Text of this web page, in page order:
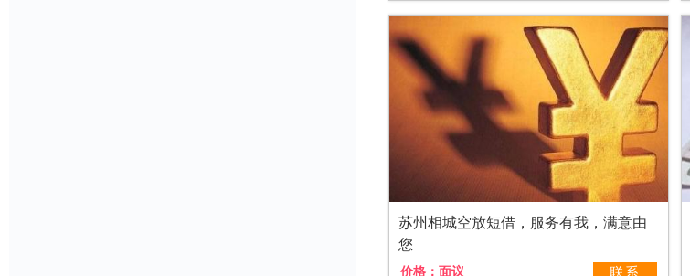
苏州相城空放短借，服务有我，满意由
您
价格： 面议 联系